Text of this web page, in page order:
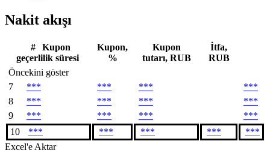
Nakit akışı
#
Kupon
geçerlilik süresi
Kupon,
%
Kupon
tutarı, RUB
İtfa,
RUB
Öncekini göster
7
*** *** ***
***
8
*** *** ***
***
9
*** *** ***
***
10
*** *** *** ***
***
Excel'e Aktar